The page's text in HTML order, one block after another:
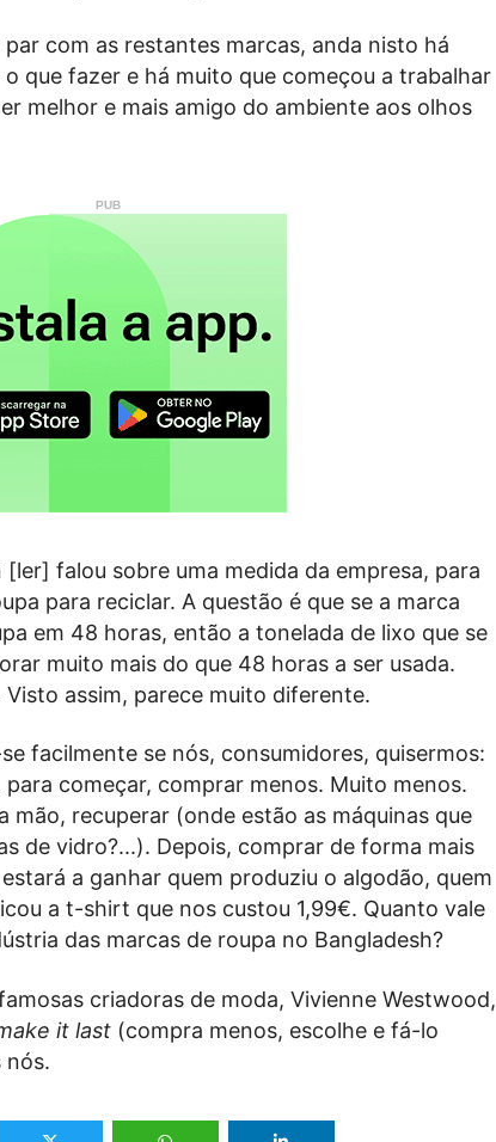
com as restantes marcas, anda nisto há
que fazer e há muito que começou a trabalhar
melhor e mais amigo do ambiente aos olhos
[ler] falou sobre uma medida da empresa, para
para reciclar. A questão é que se a marca
em 48 horas, então a tonelada de lixo que se
muito mais do que 48 horas a ser usada.
Visto assim, parece muito diferente.
facilmente se nós, consumidores, quisermos:
começar, comprar menos. Muito menos.
mão, recuperar (onde estão as máquinas que
de vidro?...). Depois, comprar de forma mais
a ganhar quem produziu o algodão, quem
a t-shirt que nos custou 1,99€. Quanto vale
das marcas de roupa no Bangladesh?
criadoras de moda, Vivienne Westwood,
it last (compra menos, escolhe e fá-lo
nós.